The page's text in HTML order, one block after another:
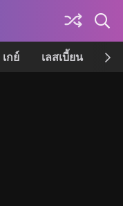
เกย์ เลสเบี้ยน เค